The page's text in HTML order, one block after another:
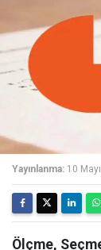
Yayınlanma: 10
Ölçme,